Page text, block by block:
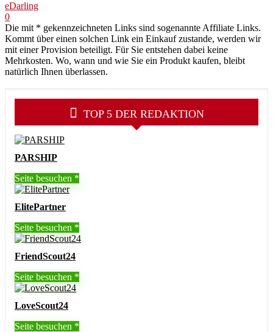
eDarling
0
Die mit * gekennzeichneten Links sind sogenannte Affiliate Links.
Kommt über einen solchen Link ein Einkauf zustande, werden wir
mit einer Provision beteiligt. Für Sie entstehen dabei keine
Mehrkosten. Wo, wann und wie Sie ein Produkt kaufen, bleibt
natürlich Ihnen überlassen.
TOP 5 DER REDAKTION
PARSHIP
Seite besuchen
ElitePartner
Seite besuchen
FriendScout24
Seite besuchen
LoveScout24
Seite besuchen